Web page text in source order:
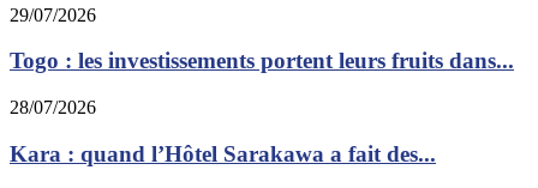
29/07/2026
Togo : les investissements portent leurs fruits dans...
28/07/2026
Kara : quand l’Hôtel Sarakawa a fait des...